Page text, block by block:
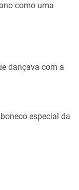
como uma
dançava com a
especial da